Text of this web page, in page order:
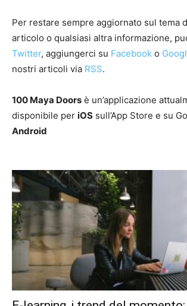
Per restare sempre aggiornato sul tema
articolo o qualsiasi altra informazione,
Twitter, aggiungerci su Facebook o
nostri articoli via RSS.
100 Maya Doors è un’applicazione
disponibile per iOS sull’App Store e su
Android